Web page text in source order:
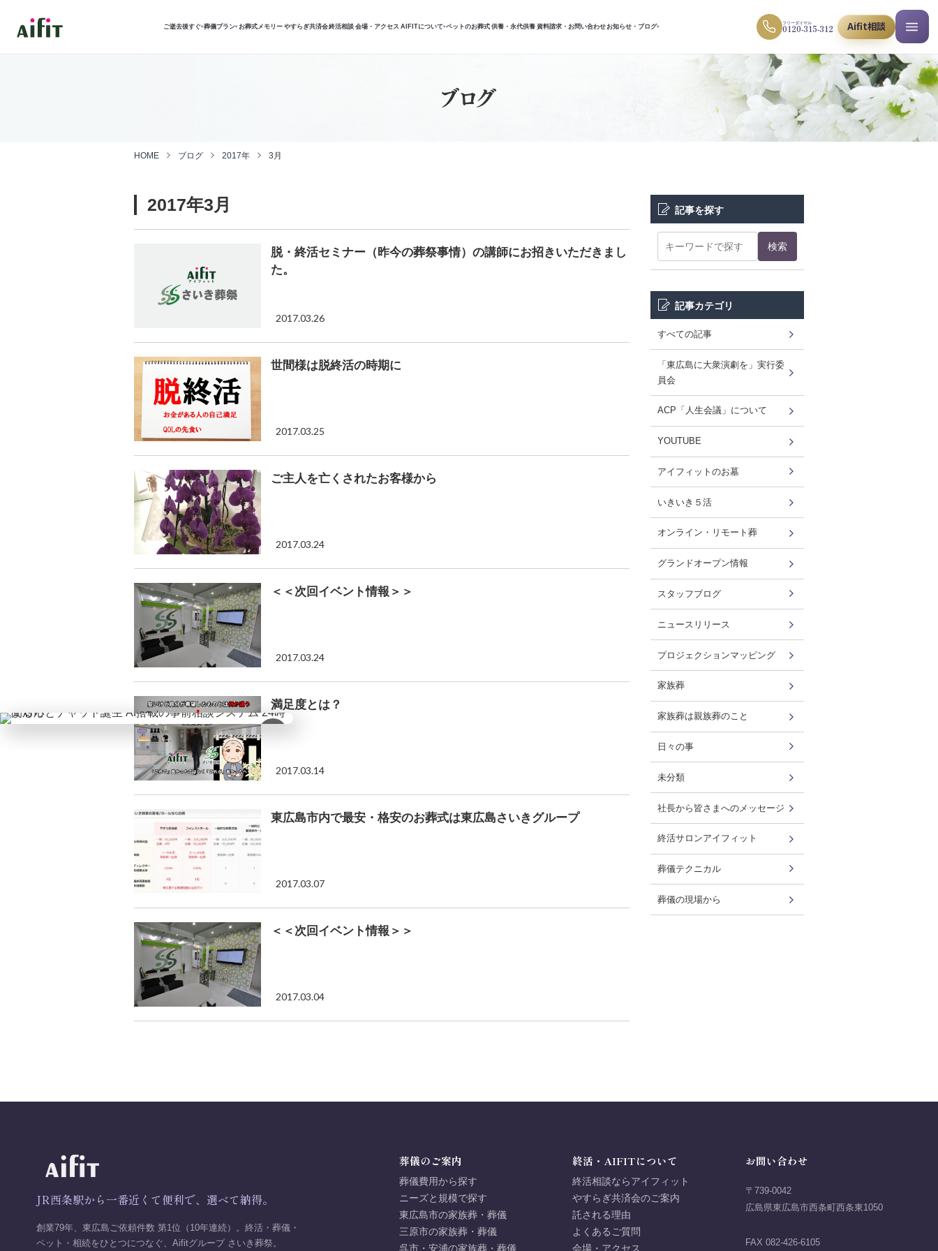
ご逝去後すぐ▾ 葬儀プラン▾ お葬式メモリー やすらぎ共済会終活相談 会場・アクセス AIFITについて▾ ペットのお葬式 供養・永代供養 資料請求・お問い合わせお知らせ・ブログ▾
フリーダイヤル
0120-315-312 Aifit相談
ブログ
HOME ブログ 2017年 3月
2017年3月
脱・終活セミナー（昨今の葬祭事情）の講師にお招きいただきまし
た。
2017.03.26
世間様は脱終活の時期に
2017.03.25
ご主人を亡くされたお客様から
2017.03.24
＜＜次回イベント情報＞＞
2017.03.24
満足度とは？
2017.03.14
東広島市内で最安・格安のお葬式は東広島さいきグループ
2017.03.07
＜＜次回イベント情報＞＞
2017.03.04
記事を探す
検索
記事カテゴリ
すべての記事
「東広島に大衆演劇を」実行委
員会
ACP「人生会議」について
YOUTUBE
アイフィットのお墓
いきいき５活
オンライン・リモート葬
グランドオープン情報
スタッフブログ
ニュースリリース
プロジェクションマッピング
家族葬
家族葬は親族葬のこと
日々の事
未分類
社長から皆さまへのメッセージ
終活サロンアイフィット
葬儀テクニカル
葬儀の現場から
JR西条駅から一番近くて便利で、選べて納得。
創業79年、東広島ご依頼件数 第1位（10年連続）。終活・葬儀・
ペット・相続をひとつにつなぐ、Aifitグループ さいき葬祭。
葬儀のご案内
葬儀費用から探す
ニーズと規模で探す
東広島市の家族葬・葬儀
三原市の家族葬・葬儀
呉市・安浦の家族葬・葬儀
終活・AIFITについて
終活相談ならアイフィット
やすらぎ共済会のご案内
託される理由
よくあるご質問
会場・アクセス
お問い合わせ
〒739-0042
広島県東広島市西条町西条東1050
FAX 082-426-6105